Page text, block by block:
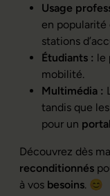
Usage
en popularité
stations
Étudiants : le
mobilité.
Multimédia :
tandis que
pour un
Découvrez dès
reconditionnés
à vos besoins. 😊